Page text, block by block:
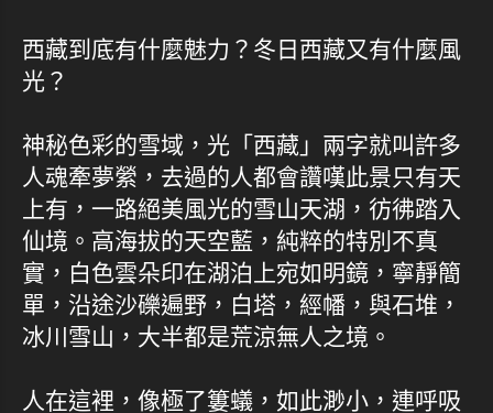
西藏到底有什麼魅力？冬日西藏又有什麼風
光？
神秘色彩的雪域，光「西藏」兩字就叫許多
人魂牽夢縈，去過的人都會讚嘆此景只有天
上有，一路絕美風光的雪山天湖，彷彿踏入
仙境。高海拔的天空藍，純粹的特別不真
實，白色雲朵印在湖泊上宛如明鏡，寧靜簡
單，沿途沙礫遍野，白塔，經幡，與石堆，
冰川雪山，大半都是荒涼無人之境。
人在這裡，像極了簍蟻，如此渺小，連呼吸